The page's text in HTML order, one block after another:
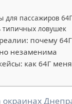
для пассажиров
типичных ловушек
почему
незаменима
как 64Г